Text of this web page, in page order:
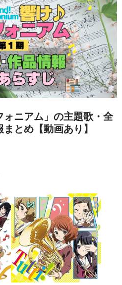
ォニアム」の主題歌・全
とめ【動画あり】